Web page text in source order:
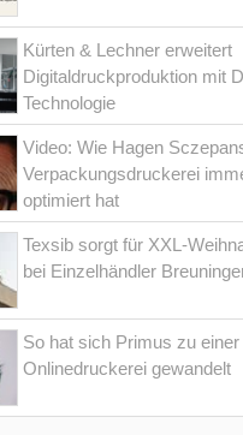
Kürten & Lechner erweitert
Digitaldruckproduktion mit
Technologie
Video: Wie Hagen
Verpackungsdruckerei
optimiert hat
Texsib sorgt für XXL-
bei Einzelhändler
So hat sich Primus zu
Onlinedruckerei gewandelt